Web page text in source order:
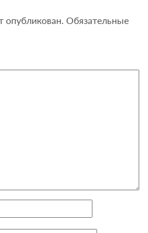
опубликован. Обязательные